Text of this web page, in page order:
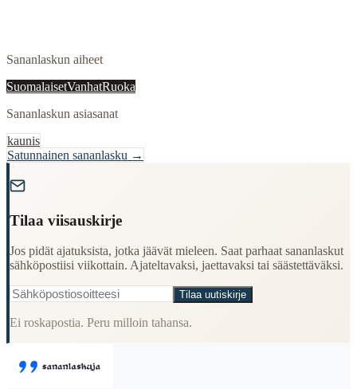
Sananlaskun aiheet
SuomalaisetVanhatRuoka
Sananlaskun asiasanat
kaunis
Satunnainen sananlasku →
Tilaa viisauskirje
Jos pidät ajatuksista, jotka jäävät mieleen. Saat parhaat sananlaskut
sähköpostiisi viikottain. Ajateltavaksi, jaettavaksi tai säästettäväksi.
Tilaa uutiskirje
Ei roskapostia. Peru milloin tahansa.